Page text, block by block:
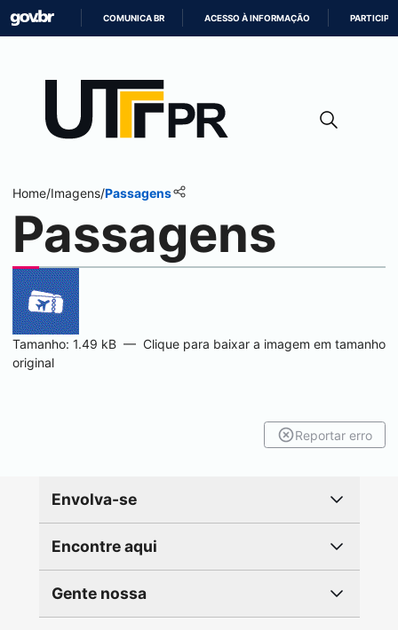
CONTEÚDO
COMUNICA BR ACESSO À INFORMAÇÃO PARTICIPE
Home/Imagens/Passagens
Passagens
Tamanho: 1.49 kB — Clique para baixar a imagem em tamanho
original
Reportar erro
Envolva-se
Encontre aqui
Gente nossa